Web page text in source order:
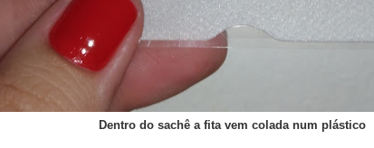
Dentro do sachê a fita vem colada num plástico